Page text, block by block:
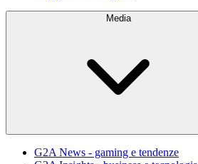
Media
G2A News - gaming e tendenze